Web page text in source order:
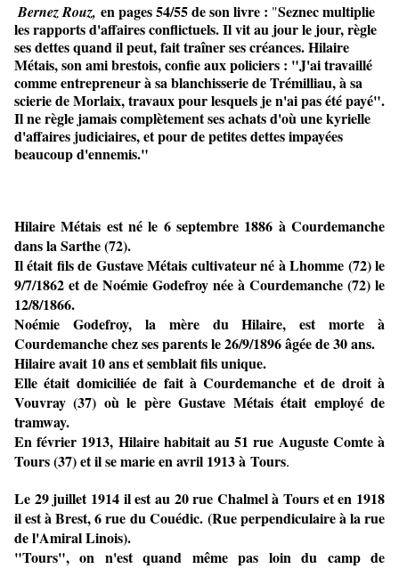
Bernez Rouz, en pages 54/55 de son livre : "Seznec multiplie
les rapports d'affaires conflictuels. Il vit au jour le jour, règle
ses dettes quand il peut, fait traîner ses créances. Hilaire
Métais, son ami brestois, confie aux policiers : "J'ai travaillé
comme entrepreneur à sa blanchisserie de Trémilliau, à sa
scierie de Morlaix, travaux pour lesquels je n'ai pas été payé".
Il ne règle jamais complètement ses achats d'où une kyrielle
d'affaires judiciaires, et pour de petites dettes impayées
beaucoup d'ennemis."
Hilaire Métais est né le 6 septembre 1886 à Courdemanche
dans la Sarthe (72).
Il était fils de Gustave Métais cultivateur né à Lhomme (72) le
9/7/1862 et de Noémie Godefroy née à Courdemanche (72) le
12/8/1866.
Noémie Godefroy, la mère du Hilaire, est morte à
Courdemanche chez ses parents le 26/9/1896 âgée de 30 ans.
Hilaire avait 10 ans et semblait fils unique.
Elle était domiciliée de fait à Courdemanche et de droit à
Vouvray (37) où le père Gustave Métais était employé de
tramway.
En février 1913, Hilaire habitait au 51 rue Auguste Comte à
Tours (37) et il se marie en avril 1913 à Tours.
Le 29 juillet 1914 il est au 20 rue Chalmel à Tours et en 1918
il est à Brest, 6 rue du Couédic. (Rue perpendiculaire à la rue
de l'Amiral Linois).
"Tours", on n'est quand même pas loin du camp de